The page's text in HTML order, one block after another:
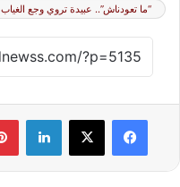
“ما تعودناش”.. عبيدة تروي وجع
لينكدإن